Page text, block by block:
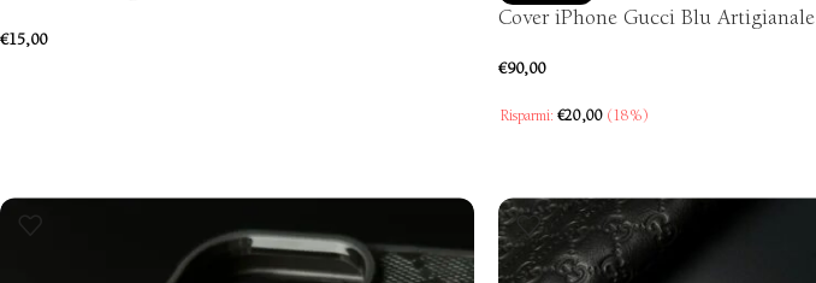
€15,00
Cover iPhone Gucci Blu Artigianale
€90,00
Risparmi: €20,00 (18%)